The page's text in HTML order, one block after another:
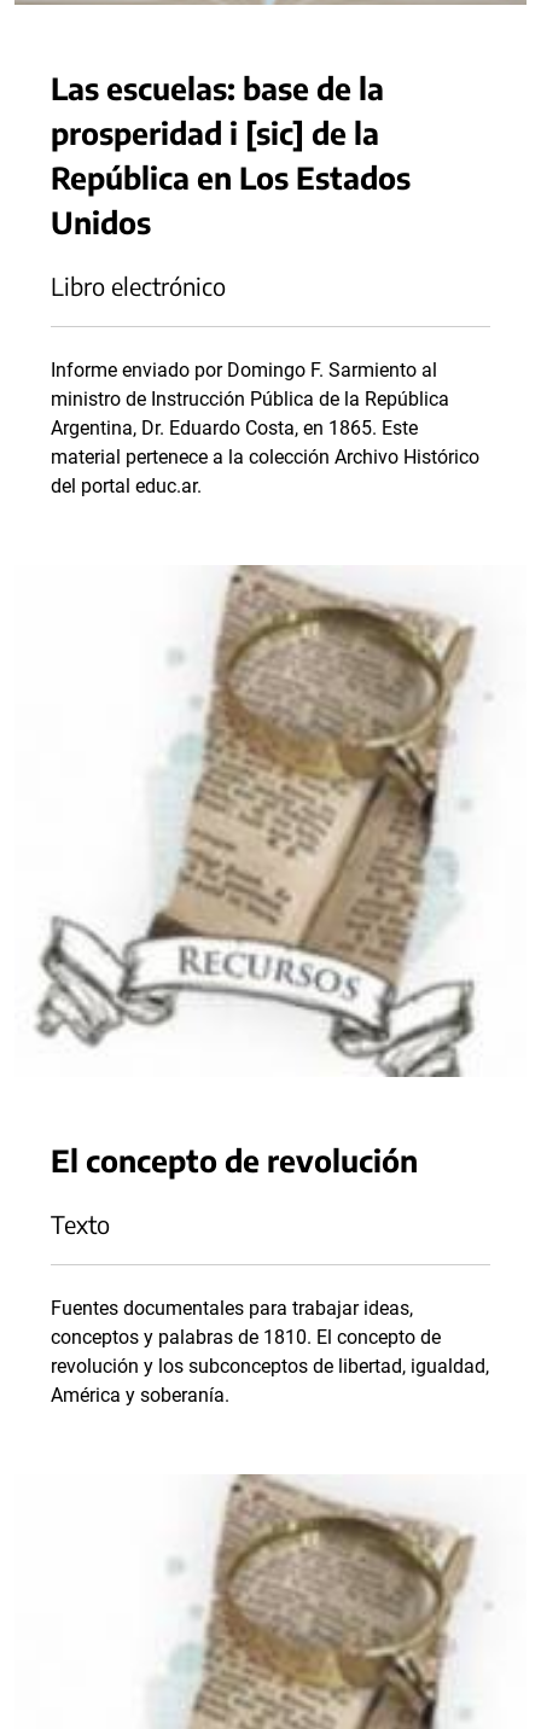
Las escuelas: base de la
prosperidad i [sic] de la
República en Los Estados
Unidos
Libro electrónico
Informe enviado por Domingo F. Sarmiento al
ministro de Instrucción Pública de la República
Argentina, Dr. Eduardo Costa, en 1865. Este
material pertenece a la colección Archivo Histórico
del portal educ.ar.
El concepto de revolución
Texto
Fuentes documentales para trabajar ideas,
conceptos y palabras de 1810. El concepto de
revolución y los subconceptos de libertad, igualdad,
América y soberanía.